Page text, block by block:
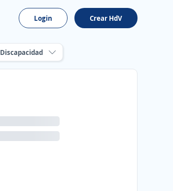
Login Crear HdV
Discapacidad